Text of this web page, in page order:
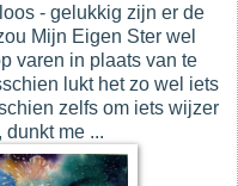
- gelukkig zijn er de
Mijn Eigen Ster wel
varen in plaats van te
lukt het zo wel iets
zelfs om iets wijzer
me ...